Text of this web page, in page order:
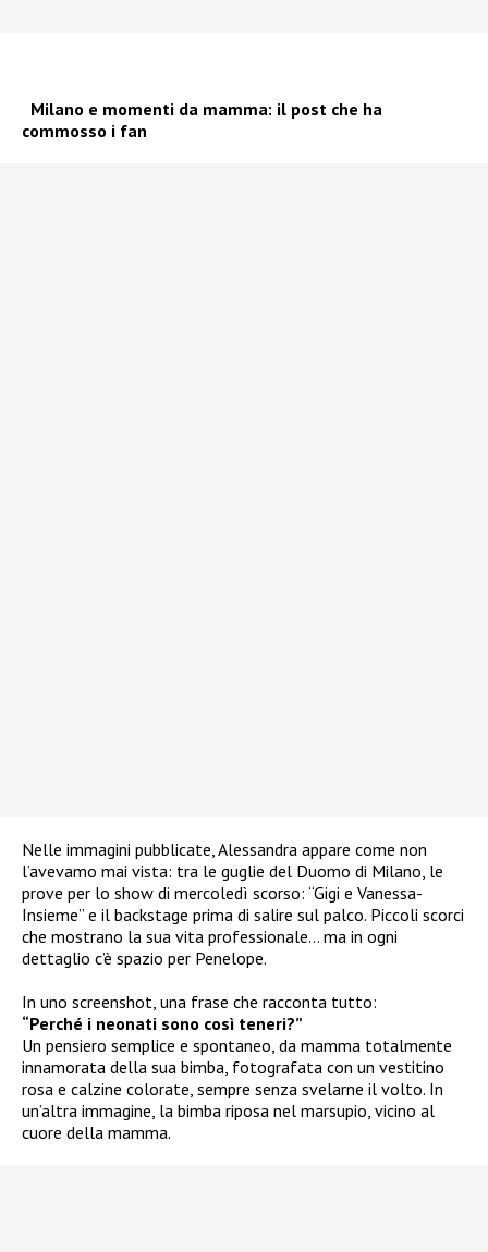
Milano e momenti da mamma: il post che ha
commosso i fan
Nelle immagini pubblicate, Alessandra appare come non
l’avevamo mai vista: tra le guglie del Duomo di Milano, le
prove per lo show di mercoledì scorso: “Gigi e Vanessa-
Insieme” e il backstage prima di salire sul palco. Piccoli scorci
che mostrano la sua vita professionale… ma in ogni
dettaglio c’è spazio per Penelope.
In uno screenshot, una frase che racconta tutto:
“Perché i neonati sono così teneri?”
Un pensiero semplice e spontaneo, da mamma totalmente
innamorata della sua bimba, fotografata con un vestitino
rosa e calzine colorate, sempre senza svelarne il volto. In
un’altra immagine, la bimba riposa nel marsupio, vicino al
cuore della mamma.